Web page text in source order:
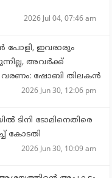
2026 Jul 04, 07:46 am
പോളി, ഇവരാരും
അവര്‍ക്ക്
വരണം: ഷോബി തിലകന്‍
2026 Jun 30, 12:06 pm
ടോമിനെതിരെ
കോടതി
2026 Jun 30, 10:09 am